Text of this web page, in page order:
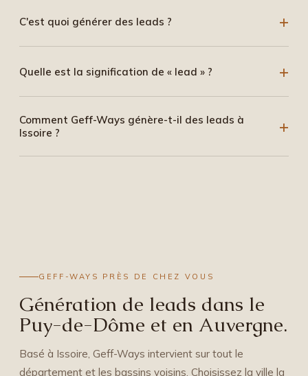
C'est quoi générer des leads ?
Quelle est la signification de « lead » ?
Comment Geff-Ways génère-t-il des leads à
Issoire ?
GEFF-WAYS PRÈS DE CHEZ VOUS
Génération de leads dans le
Puy-de-Dôme et en Auvergne.
Basé à Issoire, Geff-Ways intervient sur tout le
département et les bassins voisins. Choisissez la ville la